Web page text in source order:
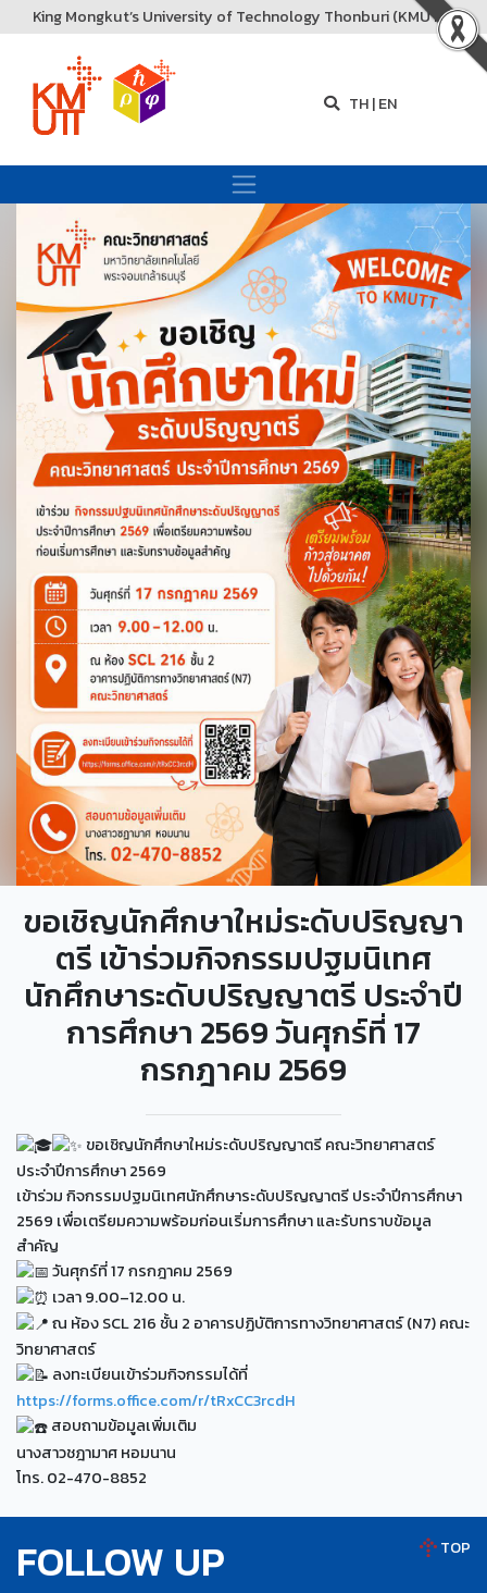
King Mongkut’s University of Technology Thonburi (KMUTT)
TH|EN
ขอเชิญนักศึกษาใหม่ระดับปริญญา
ตรี เข้าร่วมกิจกรรมปฐมนิเทศ
นักศึกษาระดับปริญญาตรี ประจำปี
การศึกษา 2569 วันศุกร์ที่ 17
กรกฎาคม 2569
ขอเชิญนักศึกษาใหม่ระดับปริญญาตรี คณะวิทยาศาสตร์
ประจำปีการศึกษา 2569
เข้าร่วม กิจกรรมปฐมนิเทศนักศึกษาระดับปริญญาตรี ประจำปีการศึกษา
2569 เพื่อเตรียมความพร้อมก่อนเริ่มการศึกษา และรับทราบข้อมูล
สำคัญ
วันศุกร์ที่ 17 กรกฎาคม 2569
เวลา 9.00–12.00 น.
ณ ห้อง SCL 216 ชั้น 2 อาคารปฏิบัติการทางวิทยาศาสตร์ (N7) คณะ
วิทยาศาสตร์
ลงทะเบียนเข้าร่วมกิจกรรมได้ที่
https://forms.office.com/r/tRxCC3rcdH
สอบถามข้อมูลเพิ่มเติม
นางสาวชฎามาศ หอมนาน
โทร. 02-470-8852
TOP
FOLLOW UP